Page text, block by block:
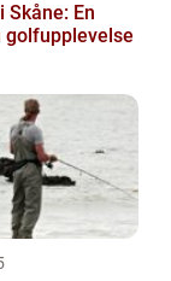
Skåne: En
golfupplevelse